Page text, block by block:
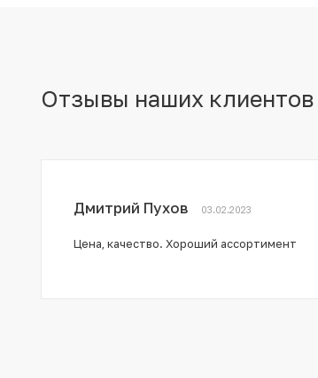
Отзывы наших клиентов
Дмитрий Пухов 03.02.2023
Цена, качество. Хороший ассортимент